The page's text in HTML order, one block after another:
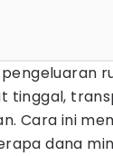
tinggal,
Cara ini
dana